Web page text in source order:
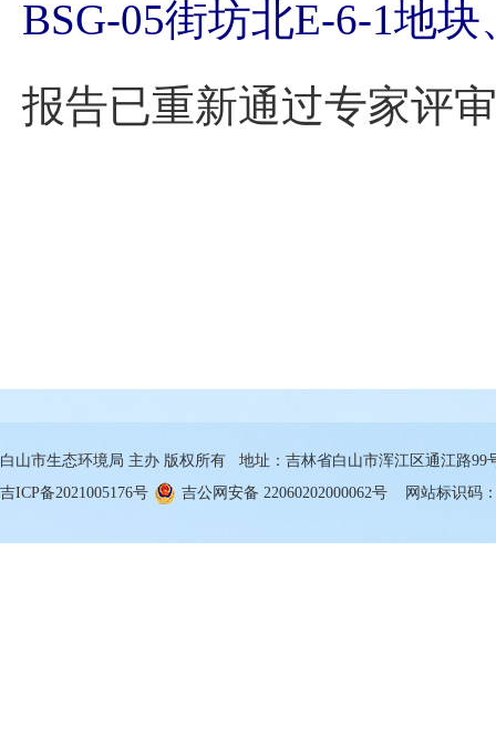
BSG-05街坊北E-6-1地
报告已重新通过专家评
白山市生态环境局 主办 版权所有 地址：吉林省白山市浑江区通江路99
吉ICP备2021005176号
吉公网安备 22060202000062号 网站标识码